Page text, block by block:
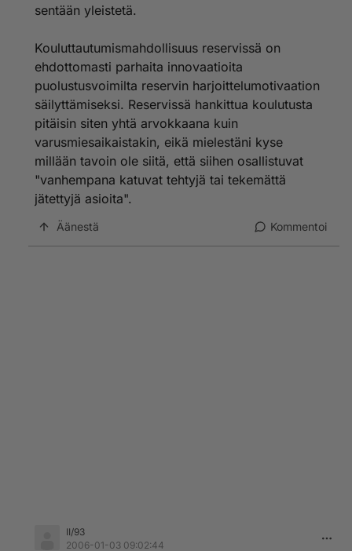
sentään yleistetä.
Kouluttautumismahdollisuus reservissä on
ehdottomasti parhaita innovaatioita
puolustusvoimilta reservin harjoittelumotivaation
säilyttämiseksi. Reservissä hankittua koulutusta
pitäisin siten yhtä arvokkaana kuin
varusmiesaikaistakin, eikä mielestäni kyse
millään tavoin ole siitä, että siihen osallistuvat
"vanhempana katuvat tehtyjä tai tekemättä
jätettyjä asioita".
Äänestä Kommentoi
II/93
2006-01-03 09:02:44